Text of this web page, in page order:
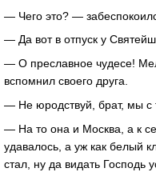
— Чего это? —
— Да вот в отпуск у
— О преславное чудесе!
вспомнил своего друга.
— Не юродствуй, брат, мы с
— На то она и Москва, а к
удавалось, а уж как белый
стал, ну да видать Господь